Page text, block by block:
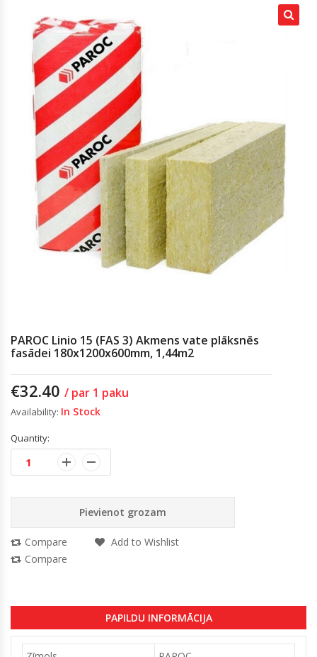
PAROC Linio 15 (FAS 3) Akmens vate plāksnēs
fasādei 180x1200x600mm, 1,44m2
€32.40 / par 1 paku
Availability: In Stock
Quantity:
Pievienot grozam
Compare
Add to Wishlist
Compare
PAPILDU INFORMĀCIJA